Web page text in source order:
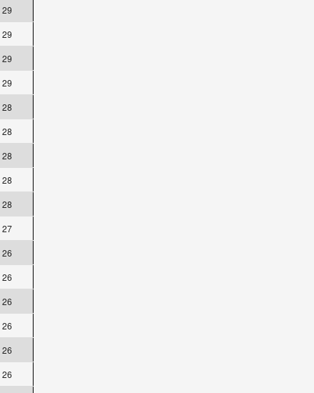
29
29
29
29
28
28
28
28
28
27
26
26
26
26
26
26